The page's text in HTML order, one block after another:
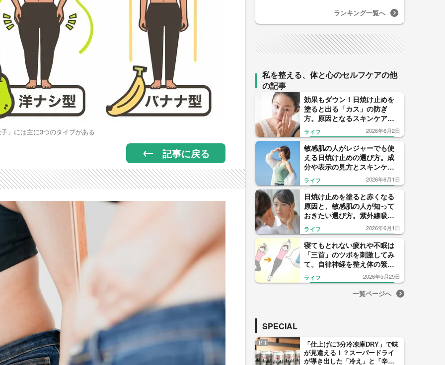
」には主に3つのタイプがある
記事に戻る
ランキング一覧へ
私を整える、体と心のセルフケアの他
の記事
効果もダウン！日焼け止めを
塗ると出る「カス」の防ぎ
方。原因となるスキンケアの
組み合わせと対策を解説
ライフ 2026年6月2日
敏感肌の人がレジャーでも使
える日焼け止めの選び方。成
分や表示の見方とスキンケア
でできる対策を紹介
ライフ 2026年6月1日
日焼け止めを塗ると赤くなる
原因と、敏感肌の人が知って
おきたい選び方。紫外線吸収
剤不使用だけが正解じゃない
ライフ 2026年6月1日
寝てもとれない疲れや不眠は
「三首」のツボを刺激してみ
て。自律神経を整え体の緊張
をオフにする手の伸ばし方
ライフ 2026年5月29日
一覧ページへ
SPECIAL
PR
「仕上げに3分冷凍庫DRY」で味
が見違える！？スーパードライ
が導き出した「冷え」と「辛